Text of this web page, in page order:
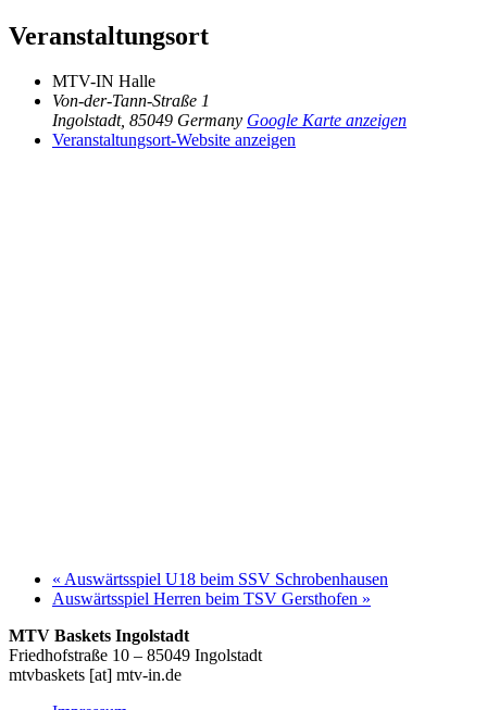
Veranstaltungsort
MTV-IN Halle
Von-der-Tann-Straße 1
Ingolstadt, 85049 Germany Google Karte anzeigen
Veranstaltungsort-Website anzeigen
« Auswärtsspiel U18 beim SSV Schrobenhausen
Auswärtsspiel Herren beim TSV Gersthofen »
MTV Baskets Ingolstadt
Friedhofstraße 10 – 85049 Ingolstadt
mtvbaskets [at] mtv-in.de